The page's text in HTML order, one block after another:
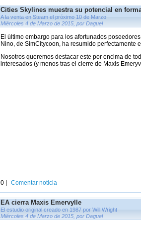
Cities Skylines muestra su potencial en
A la venta en Steam el próximo 10 de Marzo
Miércoles 4 de Marzo de 2015, por Daguel
El último embargo para los afortunados
Nino, de SimCitycoon, ha resumido perfectamente
Nosotros queremos destacar este por encima de
interesados (y menos tras el cierre de Maxis
0 | Comentar noticia
EA cierra Maxis Emervylle
El estudio original creado en 1987 por Will Wright
Miércoles 4 de Marzo de 2015, por Daguel